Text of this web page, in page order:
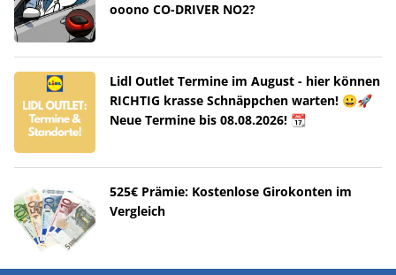
ooono CO-DRIVER NO2?
Lidl Outlet Termine im August - hier können
RICHTIG krasse Schnäppchen warten! 😀🚀
Neue Termine bis 08.08.2026! 📆
525€ Prämie: Kostenlose Girokonten im
Vergleich